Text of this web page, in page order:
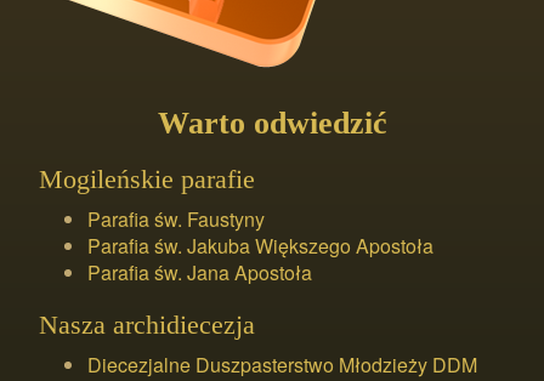
Warto odwiedzić
Mogileńskie parafie
Parafia św. Faustyny
Parafia św. Jakuba Większego Apostoła
Parafia św. Jana Apostoła
Nasza archidiecezja
Diecezjalne Duszpasterstwo Młodzieży DDM